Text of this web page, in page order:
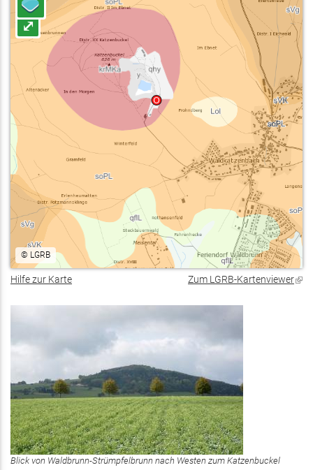
⤢
© LGRB
Hilfe zur Karte Zum LGRB-Kartenviewer
Blick von Waldbrunn-Strümpfelbrunn nach Westen zum Katzenbuckel